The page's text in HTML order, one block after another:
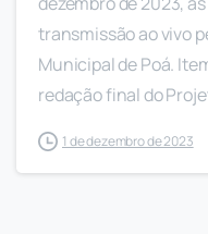
transmissão ao vivo
Municipal de Poá.
redação final do
1 de dezembro de 2023